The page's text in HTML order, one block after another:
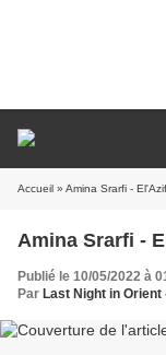
Accueil » Amina Srarfi -
Amina Srarfi -
Publié le 10/05/2022 à
Par Last Night in Orient